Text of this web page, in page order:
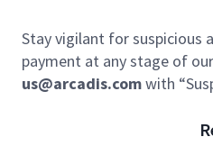
Stay vigilant for suspicious
payment at any stage of
us@arcadis.comwith